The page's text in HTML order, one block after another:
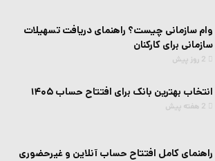
وام سازمانی چیست؟ راهنمای دریافت تسهیلات
سازمانی برای کارکنان
2 روز پیش
انتخاب بهترین بانک برای افتتاح حساب ۱۴۰۵
2 هفته پیش
راهنمای کامل افتتاح حساب آنلاین و غیرحضوری